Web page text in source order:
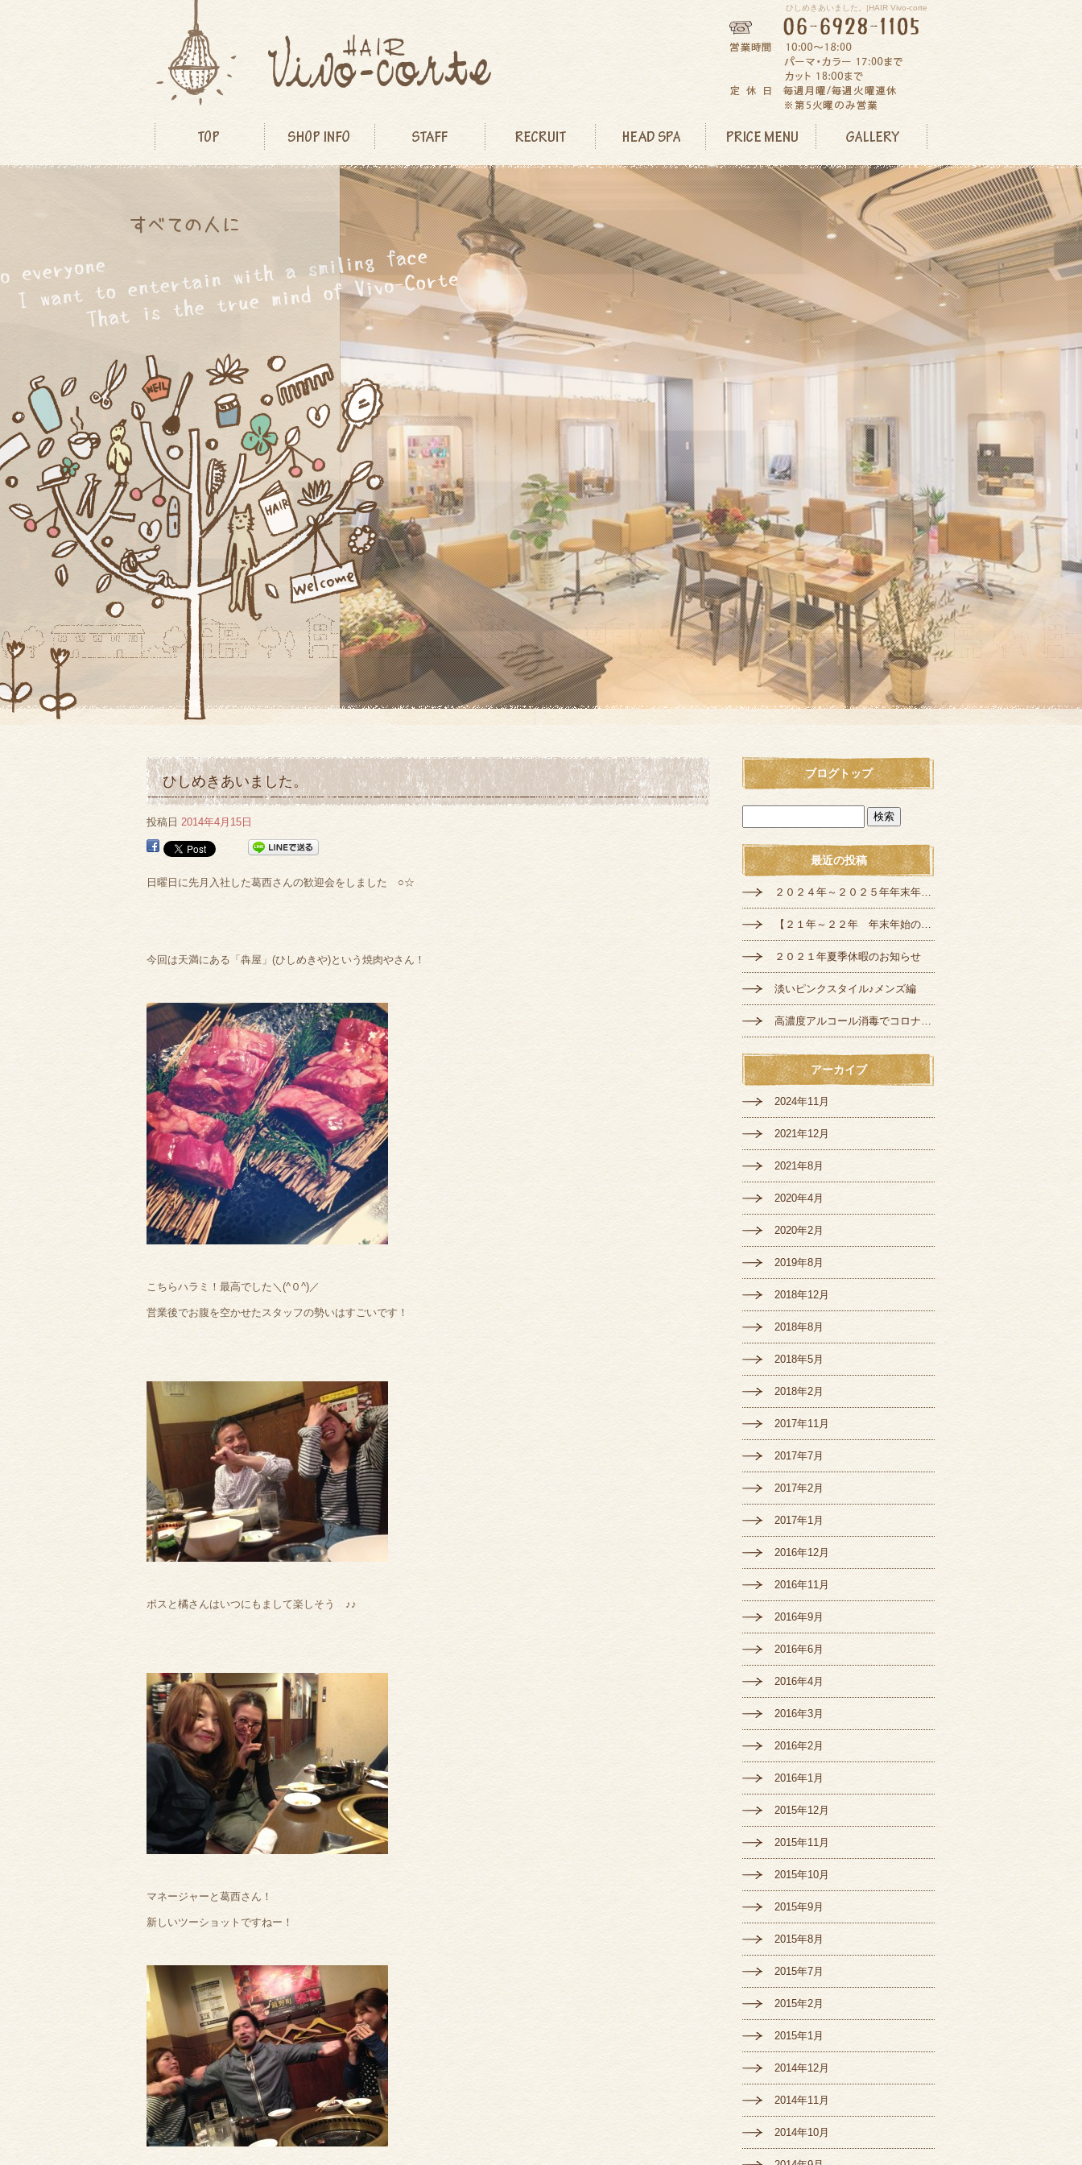
ひしめきあいました。|HAIR Vivo-corte
ひしめきあいました。
投稿日 2014年4月15日
日曜日に先月入社した葛西さんの歓迎会をしました ○☆
今回は天満にある「犇屋」(ひしめきや)という焼肉やさん！
こちらハラミ！最高でした＼(^０^)／
営業後でお腹を空かせたスタッフの勢いはすごいです！
ボスと橘さんはいつにもまして楽しそう ♪♪
マネージャーと葛西さん！
新しいツーショットですねー！
ブログトップ
最近の投稿
２０２４年～２０２５年年末年始の定休日のお知らせ
【２１年～２２年 年末年始の営業のご案内】
２０２１年夏季休暇のお知らせ
淡いピンクスタイル♪メンズ編
高濃度アルコール消毒でコロナ対策♪
アーカイブ
2024年11月
2021年12月
2021年8月
2020年4月
2020年2月
2019年8月
2018年12月
2018年8月
2018年5月
2018年2月
2017年11月
2017年7月
2017年2月
2017年1月
2016年12月
2016年11月
2016年9月
2016年6月
2016年4月
2016年3月
2016年2月
2016年1月
2015年12月
2015年11月
2015年10月
2015年9月
2015年8月
2015年7月
2015年2月
2015年1月
2014年12月
2014年11月
2014年10月